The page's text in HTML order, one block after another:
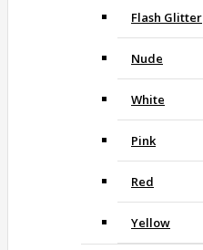
Flash Glitter
Nude
White
Pink
Red
Yellow